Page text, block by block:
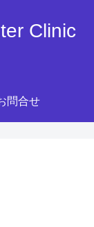
Clinic
問合せ